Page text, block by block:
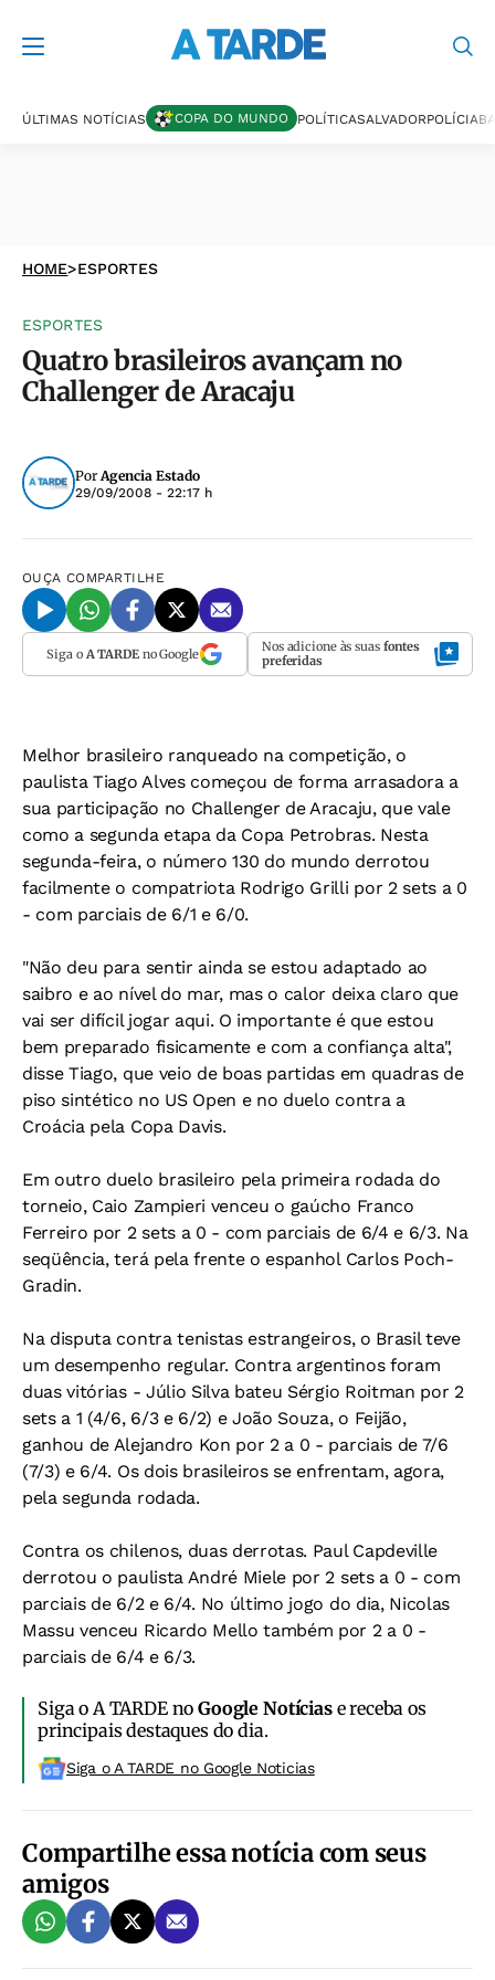
ÚLTIMAS NOTÍCIAS COPA DO MUNDO POLÍTICASALVADORPOLÍCIA
HOME>ESPORTES
ESPORTES
Quatro brasileiros avançam no
Challenger de Aracaju
PorAgencia Estado
29/09/2008 - 22:17 h
OUÇA COMPARTILHE
Siga o A TARDEno Google Nos adicione às suas fontes
preferidas
Melhor brasileiro ranqueado na competição, o
paulista Tiago Alves começou de forma arrasadora a
sua participação no Challenger de Aracaju, que vale
como a segunda etapa da Copa Petrobras. Nesta
segunda-feira, o número 130 do mundo derrotou
facilmente o compatriota Rodrigo Grilli por 2 sets a 0
- com parciais de 6/1 e 6/0.
"Não deu para sentir ainda se estou adaptado ao
saibro e ao nível do mar, mas o calor deixa claro que
vai ser difícil jogar aqui. O importante é que estou
bem preparado fisicamente e com a confiança alta",
disse Tiago, que veio de boas partidas em quadras de
piso sintético no US Open e no duelo contra a
Croácia pela Copa Davis.
Em outro duelo brasileiro pela primeira rodada do
torneio, Caio Zampieri venceu o gaúcho Franco
Ferreiro por 2 sets a 0 - com parciais de 6/4 e 6/3. Na
seqüência, terá pela frente o espanhol Carlos Poch-
Gradin.
Na disputa contra tenistas estrangeiros, o Brasil teve
um desempenho regular. Contra argentinos foram
duas vitórias - Júlio Silva bateu Sérgio Roitman por 2
sets a 1 (4/6, 6/3 e 6/2) e João Souza, o Feijão,
ganhou de Alejandro Kon por 2 a 0 - parciais de 7/6
(7/3) e 6/4. Os dois brasileiros se enfrentam, agora,
pela segunda rodada.
Contra os chilenos, duas derrotas. Paul Capdeville
derrotou o paulista André Miele por 2 sets a 0 - com
parciais de 6/2 e 6/4. No último jogo do dia, Nicolas
Massu venceu Ricardo Mello também por 2 a 0 -
parciais de 6/4 e 6/3.
Siga o A TARDE noGoogle Notíciase receba os
principais destaques do dia.
Siga o A TARDE no Google Noticias
Compartilhe essa notícia com seus
amigos